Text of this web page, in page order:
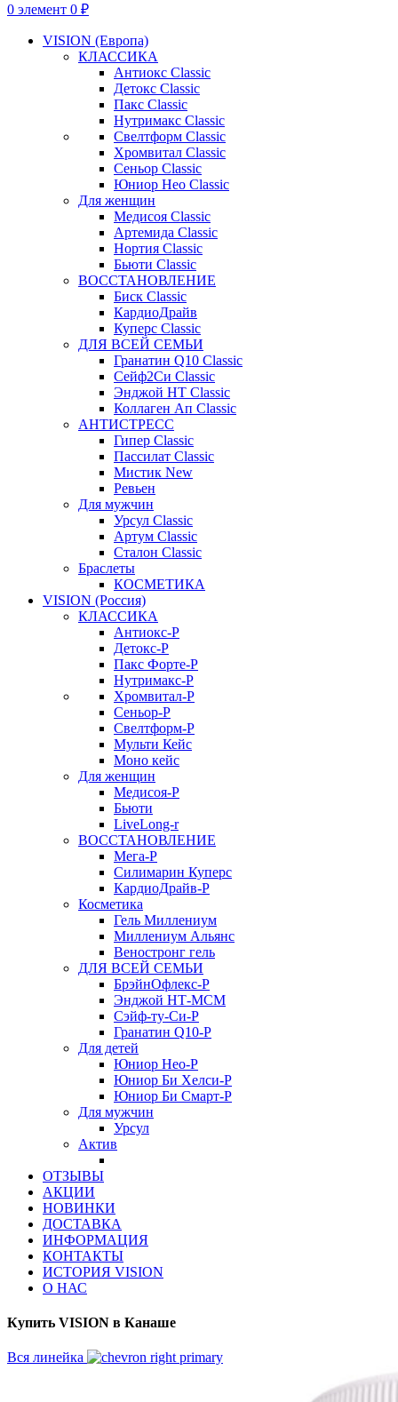
0 элемент 0 ₽
VISION (Европа)
КЛАССИКА
Антиокс Classic
Детокс Classic
Пакс Classic
Нутримакс Classic
Свелтформ Classic
Хромвитал Classic
Сеньор Classic
Юниор Нео Classic
Для женщин
Медисоя Classic
Артемида Classic
Нортия Classic
Бьюти Classic
ВОССТАНОВЛЕНИЕ
Биск Classic
КардиоДрайв
Куперс Classic
ДЛЯ ВСЕЙ СЕМЬИ
Гранатин Q10 Classic
Сейф2Си Classic
Энджой НТ Classic
Коллаген Ап Classic
АНТИСТРЕСС
Гипер Classic
Пассилат Classic
Мистик New
Ревьен
Для мужчин
Урсул Classic
Артум Classic
Сталон Classic
Браслеты
КОСМЕТИКА
VISION (Россия)
КЛАССИКА
Антиокс-Р
Детокс-Р
Пакс Форте-Р
Нутримакс-Р
Хромвитал-Р
Сеньор-Р
Свелтформ-Р
Мульти Кейс
Моно кейс
Для женщин
Медисоя-Р
Бьюти
LiveLong-r
ВОССТАНОВЛЕНИЕ
Мега-Р
Силимарин Куперс
КардиоДрайв-Р
Косметика
Гель Миллениум
Миллениум Альянс
Веностронг гель
ДЛЯ ВСЕЙ СЕМЬИ
БрэйнОфлекс-Р
Энджой НТ-МСМ
Сэйф-ту-Си-Р
Гранатин Q10-Р
Для детей
Юниор Нео-Р
Юниор Би Хелси-Р
Юниор Би Смарт-Р
Для мужчин
Урсул
Актив
ОТЗЫВЫ
АКЦИИ
НОВИНКИ
ДОСТАВКА
ИНФОРМАЦИЯ
КОНТАКТЫ
ИСТОРИЯ VISION
О НАС
Купить VISION в Канаше
Вся линейка